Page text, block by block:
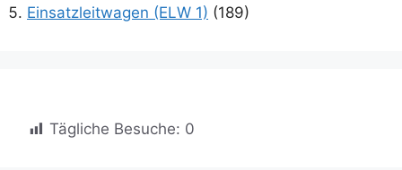
Einsatzleitwagen (ELW 1) (189)
Tägliche Besuche: 0